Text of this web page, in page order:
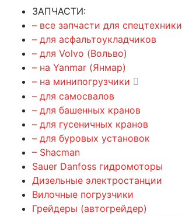
ЗАПЧАСТИ:
– все запчасти для спецтехники
– для асфальтоукладчиков
– для Volvo (Вольво)
– на Yanmar (Янмар)
– на минипогрузчики
– для самосвалов
– для башенных кранов
– для гусеничных кранов
– для буровых установок
– Shacman
Sauer Danfoss гидромоторы
Дизельные электростанции
Вилочные погрузчики
Грейдеры (автогрейдер)